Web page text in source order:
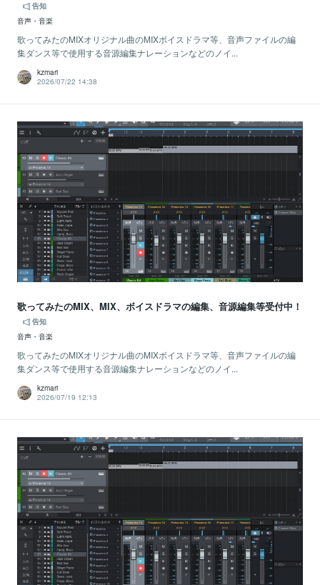
告知
音声・音楽
歌ってみたのMIXオリジナル曲のMIXボイスドラマ等、音声ファイルの編
集ダンス等で使用する音源編集ナレーションなどのノイ...
kzmari
2026/07/22 14:38
歌ってみたのMIX、MIX、ボイスドラマの編集、音源編集等受付中！
告知
音声・音楽
歌ってみたのMIXオリジナル曲のMIXボイスドラマ等、音声ファイルの編
集ダンス等で使用する音源編集ナレーションなどのノイ...
kzmari
2026/07/19 12:13